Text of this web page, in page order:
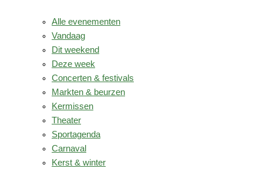
Alle evenementen
Vandaag
Dit weekend
Deze week
Concerten & festivals
Markten & beurzen
Kermissen
Theater
Sportagenda
Carnaval
Kerst & winter